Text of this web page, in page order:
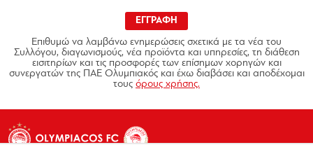
ΕΓΓΡΑΦΗ
Επιθυμώ να λαμβάνω ενημερώσεις σχετικά με τα νέα του
Συλλόγου, διαγωνισμούς, νέα προϊόντα και υπηρεσίες, τη διάθεση
εισιτηρίων και τις προσφορές των επίσημων χορηγών και
συνεργατών της ΠΑΕ Ολυμπιακός και έχω διαβάσει και αποδέχομαι
τους όρους χρήσης.